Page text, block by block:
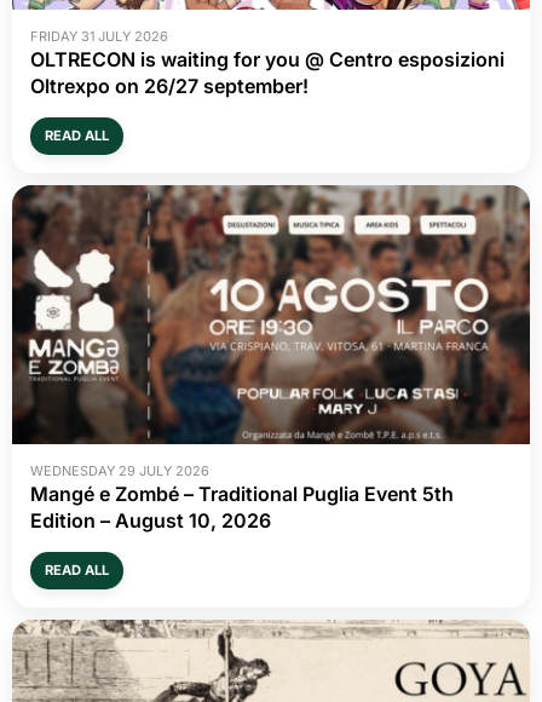
FRIDAY 31 JULY 2026
OLTRECON is waiting for you @ Centro esposizioni
Oltrexpo on 26/27 september!
READ ALL
WEDNESDAY 29 JULY 2026
Mangé e Zombé – Traditional Puglia Event 5th
Edition – August 10, 2026
READ ALL